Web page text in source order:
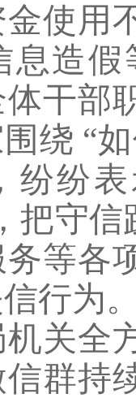
使用
息造
干部
绕 “
纷纷
把守
等各
行为
机关全
信群持